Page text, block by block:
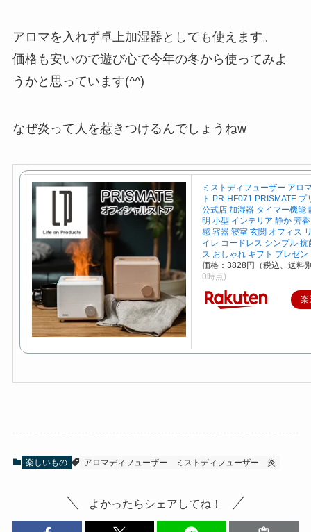
アロマを入れず卓上加湿器としても使えます。
価格も安いので遊び心で今年の冬から使ってみよ
うかと思っています(^^)
なぜ炎って人を惹きつけるんでしょうねw
ミストディフューザー アロ
ト PR-HF071 PRISMATE プ
公式店 加湿器 タイマー機能
明 小型 インテリア 静か 芳
感 容器 寝室 玄関 オフィス
イレ コードレス シンプル 抗
ス おしゃれ ギフト プレゼン
価格：3828円（税込、送料
0時点)
楽
楽しいもの アロマディフューザー ミストディフューザー 炎
よかったらシェアしてね！